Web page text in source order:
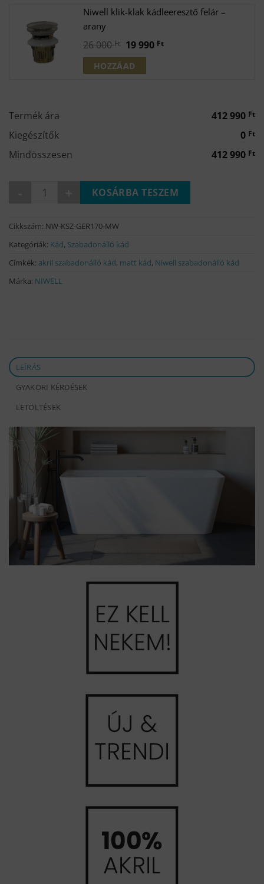
26
19
Niwell klik-klak kádleeresztő felár –
arany
26 000Ft Original
price
was:
19 990 FtCurrent
HOZZÁAD
Termék ára 412 990 Ft
Kiegészítők 0 Ft
Mindösszesen 412 990 Ft
GERDA matt fehér szabadonálló kád 170x78 mennyiség
KOSÁRBA TESZEM
Cikkszám: NW-KSZ-GER170-MW
Kategóriák: Kád, Szabadonálló kád
Címkék: akril szabadonálló kád, matt kád, Niwell szabadonálló kád
Márka: NIWELL
LEÍRÁS
GYAKORI KÉRDÉSEK
LETÖLTÉSEK